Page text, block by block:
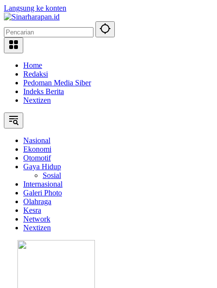
Langsung ke konten
Home
Redaksi
Pedoman Media Siber
Indeks Berita
Nextizen
Nasional
Ekonomi
Otomotif
Gaya Hidup
Sosial
Internasional
Galeri Photo
Olahraga
Kesra
Network
Nextizen